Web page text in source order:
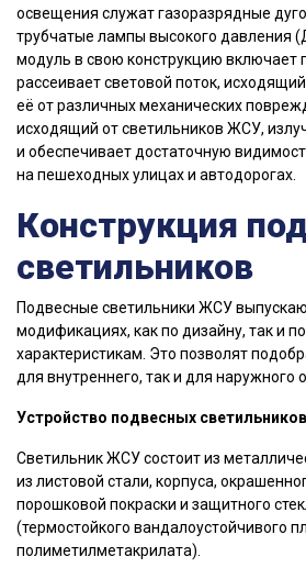
освещения служат газоразрядные
трубчатые лампы высокого давления
модуль в свою конструкцию включает
рассеивает световой поток,
её от различных механических
исходящий от светильников ЖСУ,
и обеспечивает достаточную
на пешеходных улицах и автодорогах.
Конструкция
светильников
Подвесные светильники ЖСУ
модификациях, как по дизайну, так и
характеристикам. Это позволят
для внутреннего, так и для наружного
Устройство подвесных светильников
Светильник ЖСУ состоит из
из листовой стали, корпуса,
порошковой покраски и защитного
(термостойкого вандалоустойчивого
полиметилметакрилата).